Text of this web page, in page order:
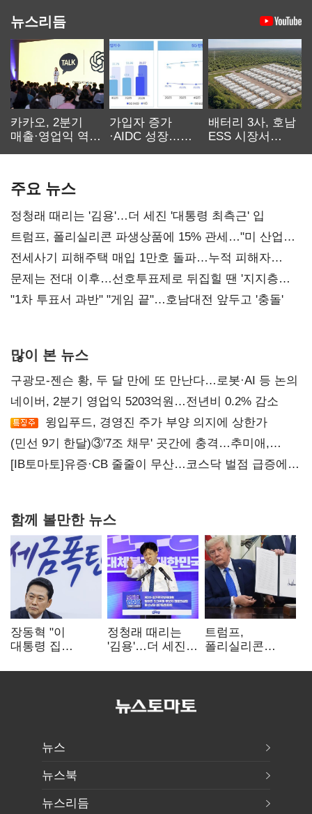
뉴스리듬
카카오, 2분기
매출·영업익 역대
가입자 증가
·AIDC 성장…
배터리 3사, 호남
ESS 시장서
주요 뉴스
정청래 때리는 '김용'…더 세진 '대통령 최측근' 입
트럼프, 폴리실리콘 파생상품에 15% 관세…"미 산업
재건"
전세사기 피해주택 매입 1만호 돌파…누적 피해자
4만278명
문제는 전대 이후…선호투표제로 뒤집힐 땐 '지지층
불복'
"1차 투표서 과반" "게임 끝"…호남대전 앞두고 '충돌'
많이 본 뉴스
구광모-젠슨 황, 두 달 만에 또 만난다…로봇·AI 등 논의
네이버, 2분기 영업익 5203억원…전년비 0.2% 감소
윙입푸드, 경영진 주가 부양 의지에 상한가
(민선 9기 한달)③'7조 채무' 곳간에 충격…추미애,
20년만에 '비상재정' 선언 승부수
[IB토마토]유증·CB 줄줄이 무산…코스닥 벌점 급증에
함께 볼만한 뉴스
장동혁 "이
대통령 집
폭탄…'내로남불'"
정청래 때리는
'김용'…더 세진
입
트럼프,
폴리실리콘
관세…"미 산업
뉴스
뉴스북
뉴스리듬